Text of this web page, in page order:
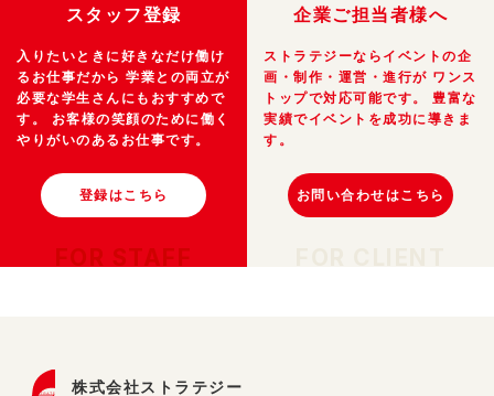
スタッフ登録
入りたいときに好きなだけ働け
るお仕事だから 学業との両立が
必要な学生さんにもおすすめで
す。
お客様の笑顔のために働く
やりがいのあるお仕事です。
登録はこちら
企業ご担当者様へ
ストラテジーならイベントの企
画・制作・運営・進行が ワンス
トップで対応可能です。
豊富な
実績でイベントを成功に導きま
す。
お問い合わせはこちら
株式会社ストラテジー